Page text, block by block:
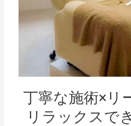
丁寧な施術×リ
リラックスで